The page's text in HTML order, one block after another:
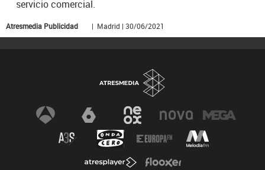
servicio comercial.
Atresmedia Publicidad | Madrid | 30/06/2021